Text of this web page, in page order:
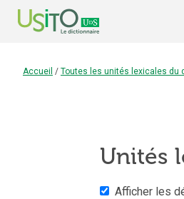
Accueil / Toutes les unités lexicales du
Unités
Afficher les